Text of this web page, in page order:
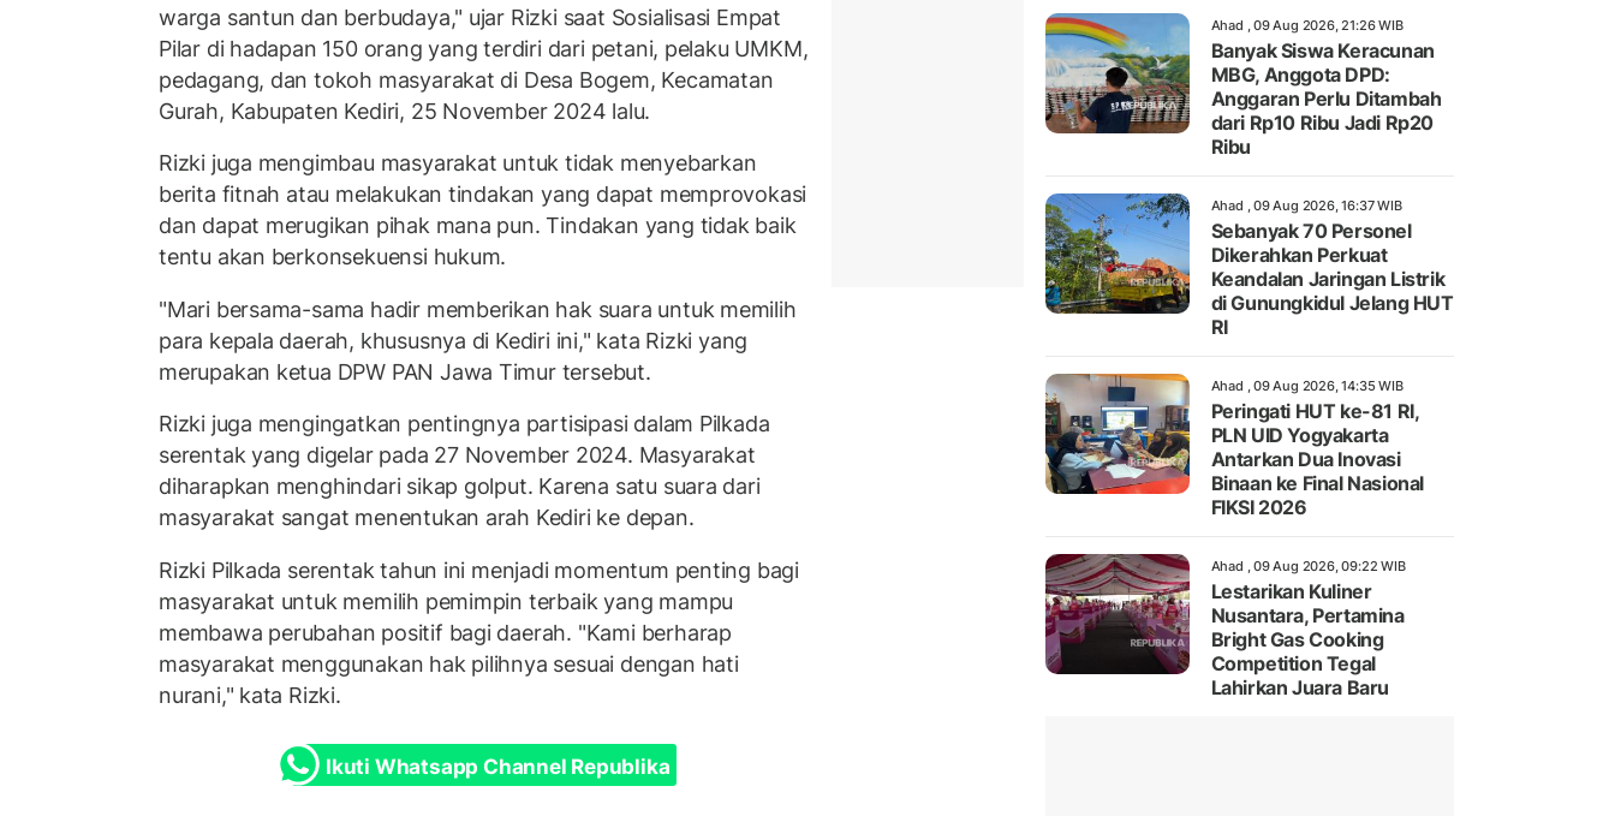
warga santun dan berbudaya," ujar Rizki saat Sosialisasi Empat
Pilar di hadapan 150 orang yang terdiri dari petani, pelaku UMKM,
pedagang, dan tokoh masyarakat di Desa Bogem, Kecamatan
Gurah, Kabupaten Kediri, 25 November 2024 lalu.
Rizki juga mengimbau masyarakat untuk tidak menyebarkan
berita fitnah atau melakukan tindakan yang dapat memprovokasi
dan dapat merugikan pihak mana pun. Tindakan yang tidak baik
tentu akan berkonsekuensi hukum.
"Mari bersama-sama hadir memberikan hak suara untuk memilih
para kepala daerah, khususnya di Kediri ini," kata Rizki yang
merupakan ketua DPW PAN Jawa Timur tersebut.
Rizki juga mengingatkan pentingnya partisipasi dalam Pilkada
serentak yang digelar pada 27 November 2024. Masyarakat
diharapkan menghindari sikap golput. Karena satu suara dari
masyarakat sangat menentukan arah Kediri ke depan.
Rizki Pilkada serentak tahun ini menjadi momentum penting bagi
masyarakat untuk memilih pemimpin terbaik yang mampu
membawa perubahan positif bagi daerah. "Kami berharap
masyarakat menggunakan hak pilihnya sesuai dengan hati
nurani," kata Rizki.
Ikuti Whatsapp Channel Republika
Ahad , 09 Aug 2026, 21:26 WIB
Banyak Siswa Keracunan
MBG, Anggota DPD:
Anggaran Perlu Ditambah
dari Rp10 Ribu Jadi Rp20
Ribu
Ahad , 09 Aug 2026, 16:37 WIB
Sebanyak 70 Personel
Dikerahkan Perkuat
Keandalan Jaringan Listrik
di Gunungkidul Jelang HUT
RI
Ahad , 09 Aug 2026, 14:35 WIB
Peringati HUT ke-81 RI,
PLN UID Yogyakarta
Antarkan Dua Inovasi
Binaan ke Final Nasional
FIKSI 2026
Ahad , 09 Aug 2026, 09:22 WIB
Lestarikan Kuliner
Nusantara, Pertamina
Bright Gas Cooking
Competition Tegal
Lahirkan Juara Baru